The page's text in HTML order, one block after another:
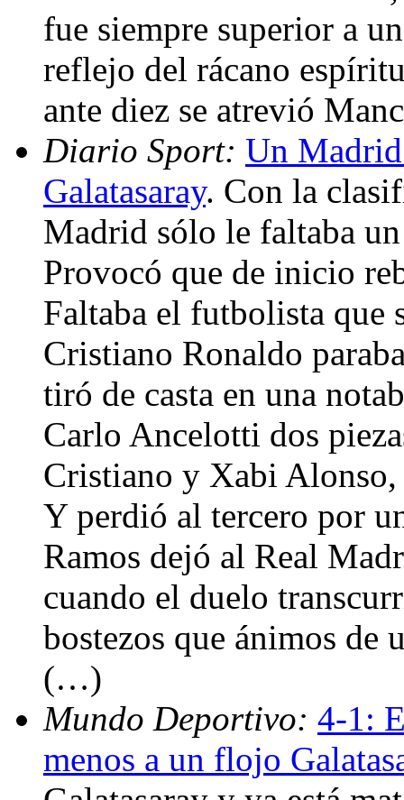
fue siempre superior a
reflejo del rácano
ante diez se atrevió
Diario Sport: Un
Galatasaray. Con la
Madrid sólo le faltaba
Provocó que de inicio
Faltaba el futbolista que
Cristiano Ronaldo
tiró de casta en una
Carlo Ancelotti dos
Cristiano y Xabi Alonso,
Y perdió al tercero por
Ramos dejó al Real
cuando el duelo
bostezos que ánimos de
(…)
Mundo Deportivo: 4-1:
menos a un flojo